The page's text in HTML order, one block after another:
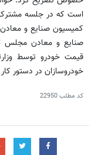
است که در جلسه
کمیسیون صنایع و
صنایع و معادن مجلس
قیمت خودرو توسط
خودروسازان در دستور
کد مطلب22950